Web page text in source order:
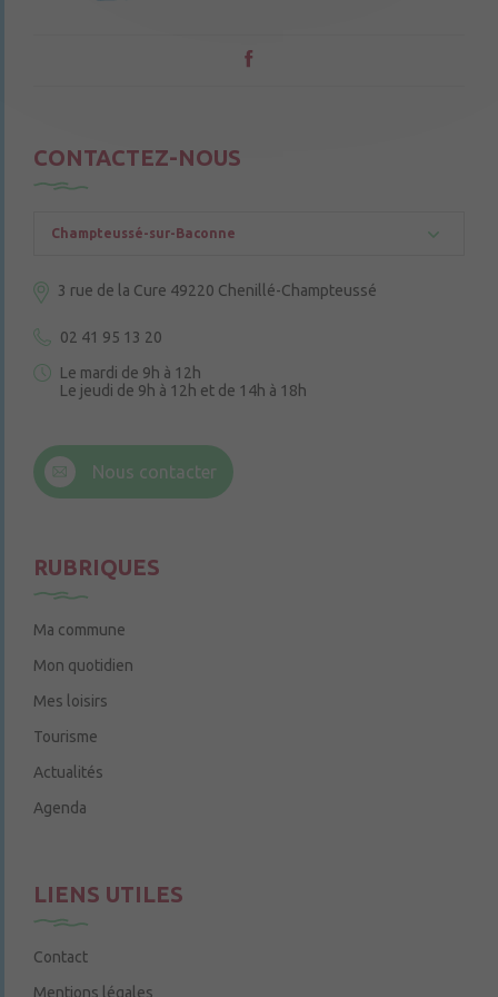
CONTACTEZ-NOUS
Champteussé-sur-Baconne
3 rue de la Cure 49220 Chenillé-Champteussé
02 41 95 13 20
Le mardi de 9h à 12h
Le jeudi de 9h à 12h et de 14h à 18h
Nous contacter
RUBRIQUES
Ma commune
Mon quotidien
Mes loisirs
Tourisme
Actualités
Agenda
LIENS UTILES
Contact
Mentions légales